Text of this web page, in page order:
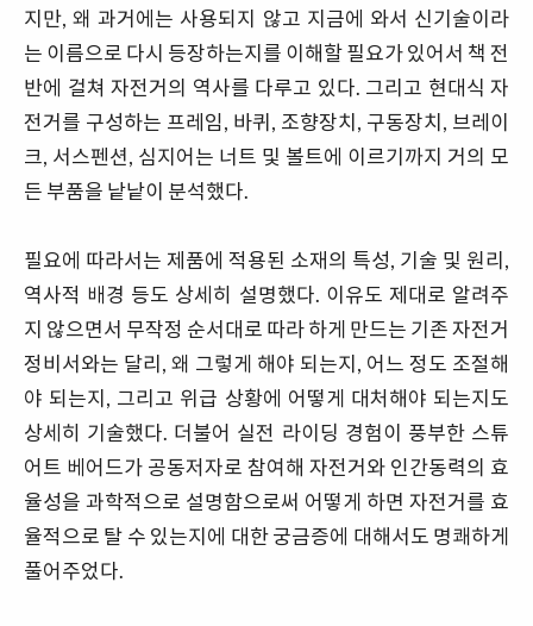
지만, 왜 과거에는 사용되지 않고 지금에 와서 신기술이라
는 이름으로 다시 등장하는지를 이해할 필요가 있어서 책 전
반에 걸쳐 자전거의 역사를 다루고 있다. 그리고 현대식 자
전거를 구성하는 프레임, 바퀴, 조향장치, 구동장치, 브레이
크, 서스펜션, 심지어는 너트 및 볼트에 이르기까지 거의 모
든 부품을 낱낱이 분석했다.
필요에 따라서는 제품에 적용된 소재의 특성, 기술 및 원리,
역사적 배경 등도 상세히 설명했다. 이유도 제대로 알려주
지 않으면서 무작정 순서대로 따라 하게 만드는 기존 자전거
정비서와는 달리, 왜 그렇게 해야 되는지, 어느 정도 조절해
야 되는지, 그리고 위급 상황에 어떻게 대처해야 되는지도
상세히 기술했다. 더불어 실전 라이딩 경험이 풍부한 스튜
어트 베어드가 공동저자로 참여해 자전거와 인간동력의 효
율성을 과학적으로 설명함으로써 어떻게 하면 자전거를 효
율적으로 탈 수 있는지에 대한 궁금증에 대해서도 명쾌하게
풀어주었다.